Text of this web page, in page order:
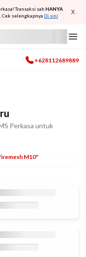
Transaksi sah HANYA
. Cek selengkapnya Di sini X
+628112689889
Perkasa untuk
M10"